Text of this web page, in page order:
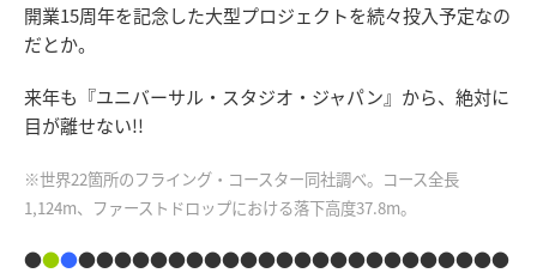
開業15周年を記念した大型プロジェクトを続々投入予定なの
だとか。
来年も『ユニバーサル・スタジオ・ジャパン』から、絶対に
目が離せない!!
※世界22箇所のフライング・コースター同社調べ。コース全長
1,124m、ファーストドロップにおける落下高度37.8m。
●●●●●●●●●●●●●●●●●●●●●●●●●●●